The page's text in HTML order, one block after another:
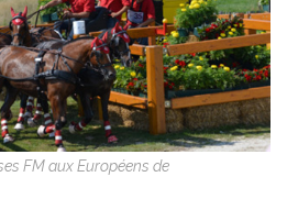
FM aux Européens de